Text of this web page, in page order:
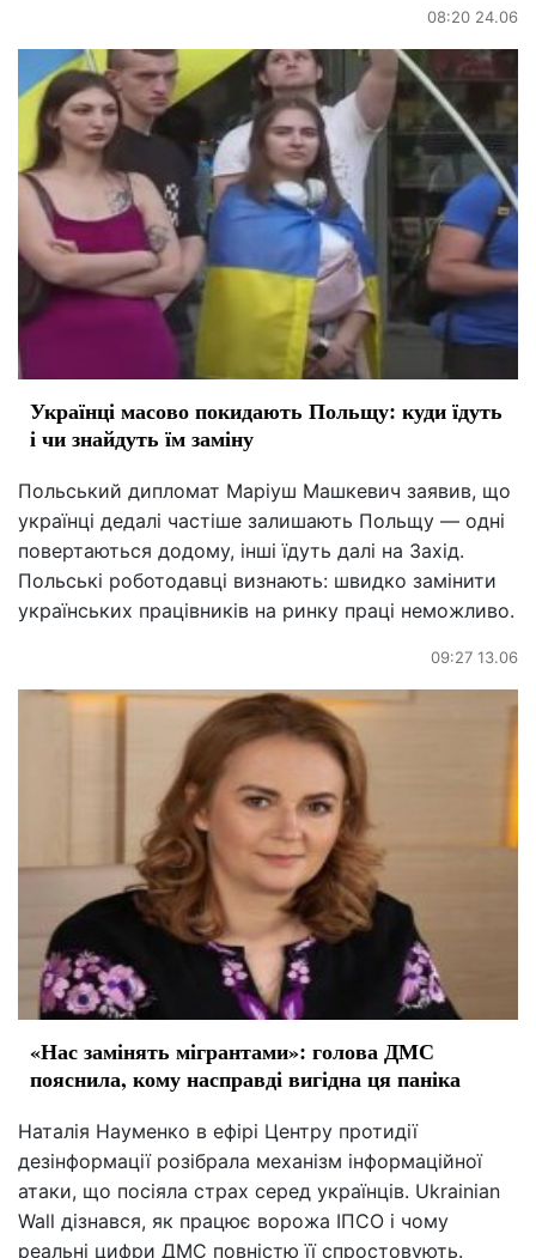
08:20 24.06
Українці масово покидають Польщу: куди їдуть
і чи знайдуть їм заміну
Польський дипломат Маріуш Машкевич заявив, що
українці дедалі частіше залишають Польщу — одні
повертаються додому, інші їдуть далі на Захід.
Польські роботодавці визнають: швидко замінити
українських працівників на ринку праці неможливо.
09:27 13.06
«Нас замінять мігрантами»: голова ДМС
пояснила, кому насправді вигідна ця паніка
Наталія Науменко в ефірі Центру протидії
дезінформації розібрала механізм інформаційної
атаки, що посіяла страх серед українців. Ukrainian
Wall дізнався, як працює ворожа ІПСО і чому
реальні цифри ДМС повністю її спростовують.